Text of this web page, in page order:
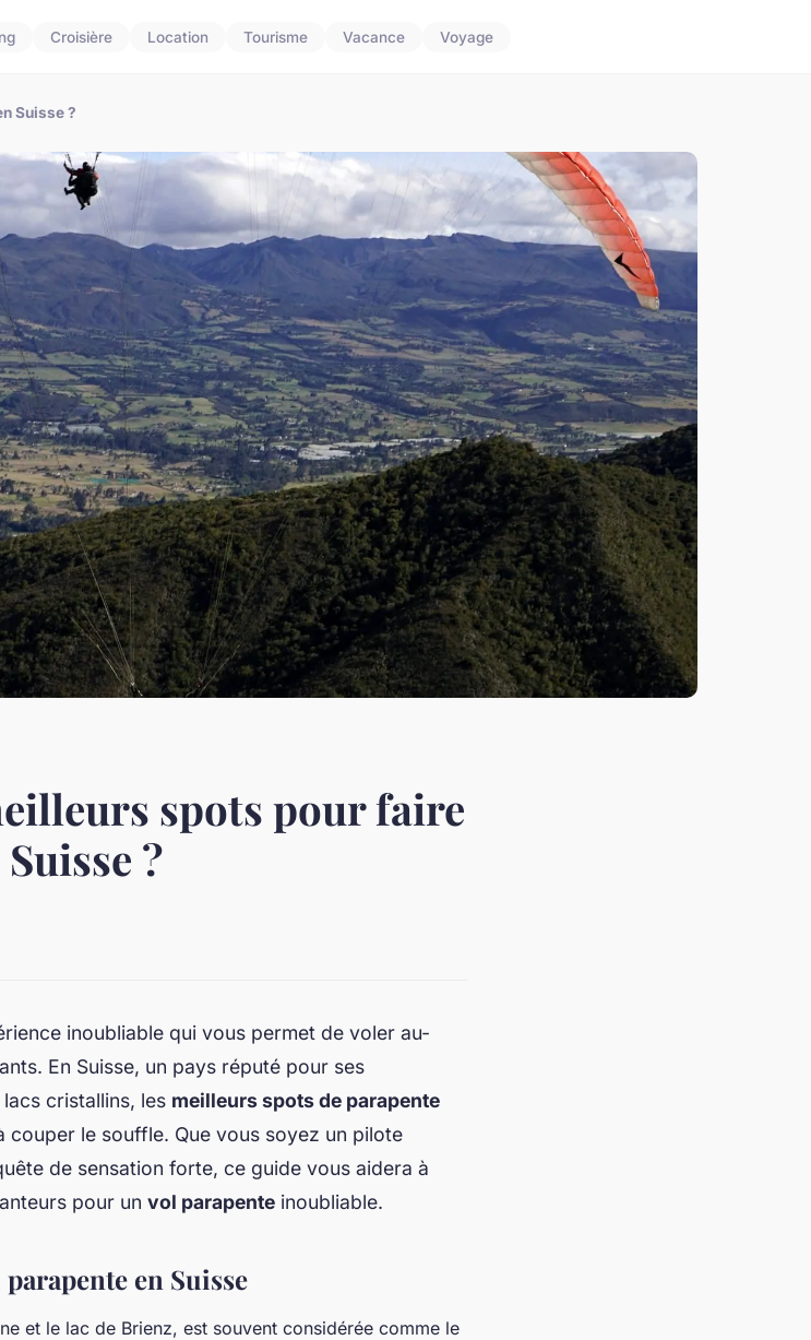
Croisière Location Tourisme Vacance Voyage
Suisse ?
spots pour faire
?
inoubliable qui vous permet de voler au-
En Suisse, un pays réputé pour ses
cristallins, les meilleurs spots de parapente
le souffle. Que vous soyez un pilote
de sensation forte, ce guide vous aidera à
pour un vol parapente inoubliable.
en Suisse
et le lac de Brienz, est souvent considérée comme le